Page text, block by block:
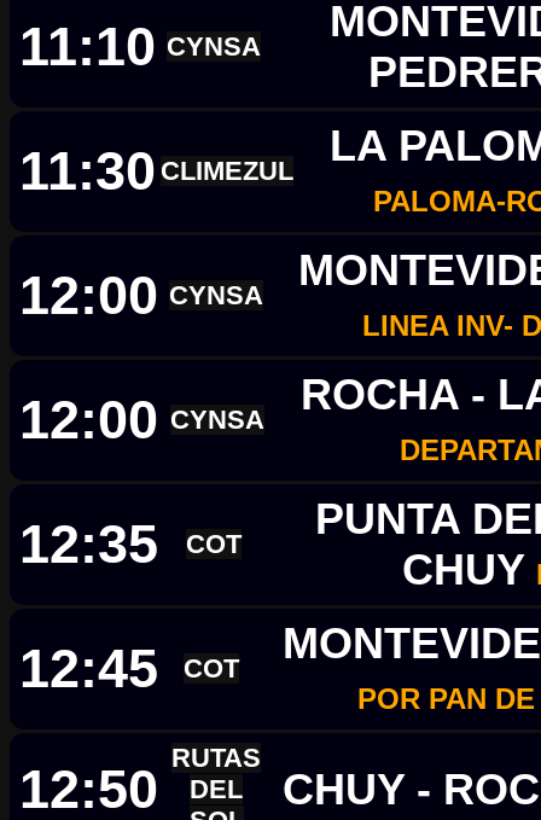
11:10 CYNSA
11:30 CLIMEZUL
LA
PALOMA-
12:00 CYNSA
LINEA INV-
12:00 CYNSA
ROCHA -
12:35 COT
PUNTA
CHUY
12:45 COT
POR PAN
12:50
RUTAS
DEL
CHUY -